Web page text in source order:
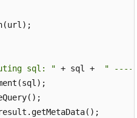
sql: " + sql + " ----"